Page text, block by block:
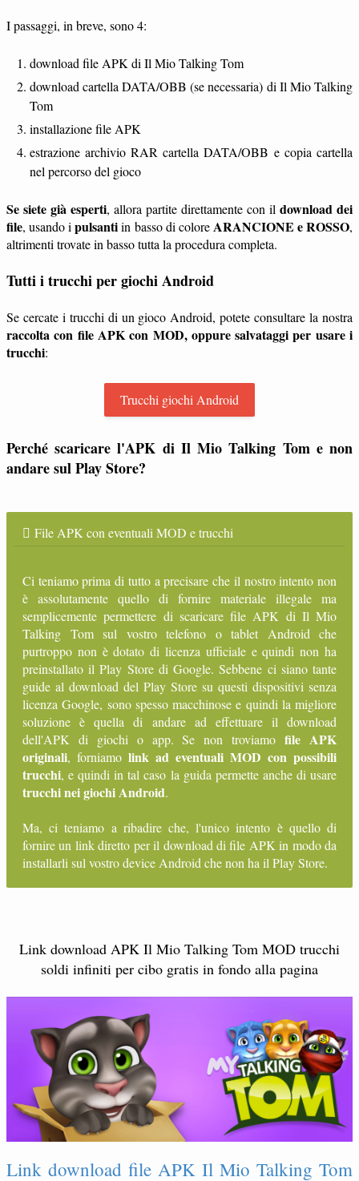
I passaggi, in breve, sono 4:
download file APK di Il Mio Talking Tom
download cartella DATA/OBB (se necessaria) di Il Mio Talking
Tom
installazione file APK
estrazione archivio RAR cartella DATA/OBB e copia cartella
nel percorso del gioco
Se siete già esperti, allora partite direttamente con il download dei
file, usando ipulsantiin basso di coloreARANCIONE e ROSSO,
altrimenti trovate in basso tutta la procedura completa.
Tutti i trucchi per giochi Android
Se cercate i trucchi di un gioco Android, potete consultare la nostra
raccolta con file APK con MOD, oppure salvataggi per usare i
trucchi:
Trucchi giochi Android
Perché scaricare l'APK di Il Mio Talking Tom e non
andare sul Play Store?
File APK con eventuali MOD e trucchi
Ci teniamo prima di tutto a precisare che il nostro intento non
è assolutamente quello di fornire materiale illegale ma
semplicemente permettere di scaricare file APK di Il Mio
Talking Tom sul vostro telefono o tablet Android che
purtroppo non è dotato di licenza ufficiale e quindi non ha
preinstallato il Play Store di Google. Sebbene ci siano tante
guide al download del Play Store su questi dispositivi senza
licenza Google, sono spesso macchinose e quindi la migliore
soluzione è quella di andare ad effettuare il download
dell'APK di giochi o app. Se non troviamofile APK
originali, forniamo link ad eventuali MOD con possibili
trucchi, e quindi in tal caso la guida permette anche di usare
trucchi nei giochi Android.
Ma, ci teniamo a ribadire che, l'unico intento è quello di
fornire un link diretto per il download di file APK in modo da
installarli sul vostro device Android che non ha il Play Store.
Link download APK Il Mio Talking Tom MOD trucchi
soldi infiniti per cibo gratis in fondo alla pagina
Link download file APK Il Mio Talking Tom